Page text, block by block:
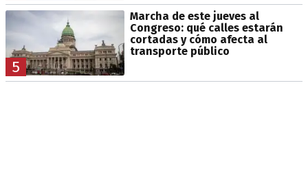
5
Marcha de este jueves al
Congreso: qué calles estarán
cortadas y cómo afecta al
transporte público